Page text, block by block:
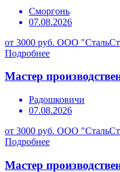
Сморгонь
07.08.2026
от 3000 руб. ООО
Подробнее
Мастер
Радошковичи
07.08.2026
от 3000 руб. ООО
Подробнее
Мастер